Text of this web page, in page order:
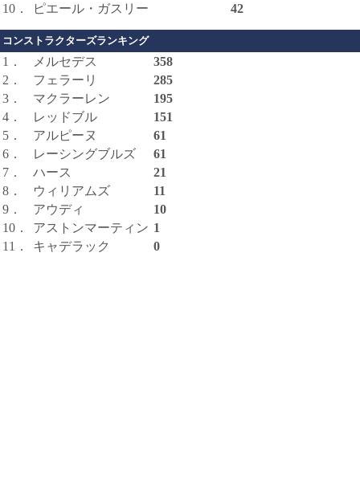
10．
ピエール・ガスリー 42
コンストラクターズランキング
1． メルセデス
358
2．
フェラーリ
285
3．
マクラーレン
195
4．
レッドブル
151
5．
アルピーヌ
61
6．
レーシングブルズ
61
7．
ハース
21
8．
ウィリアムズ
11
9．
アウディ
10
10．
アストンマーティン 1
11．
キャデラック 0